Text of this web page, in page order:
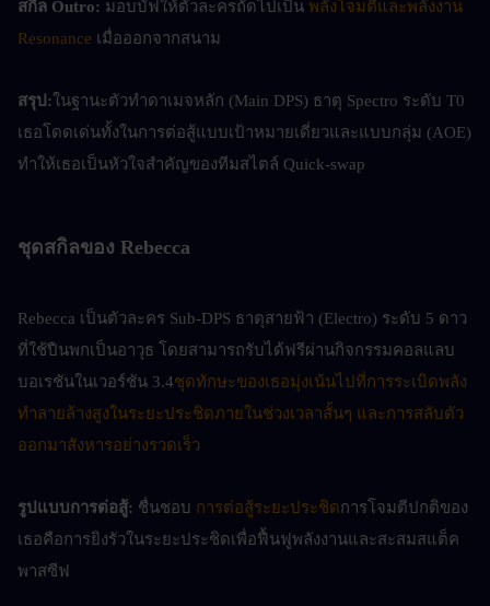
สกิล Outro: มอบบัฟให้ตัวละครถัดไปเป็น พลังโจมตีและพลังงาน
Resonance เมื่อออกจากสนาม
สรุป:ในฐานะตัวทำดาเมจหลัก (Main DPS) ธาตุ Spectro ระดับ T0
เธอโดดเด่นทั้งในการต่อสู้แบบเป้าหมายเดี่ยวและแบบกลุ่ม (AOE)
ทำให้เธอเป็นหัวใจสำคัญของทีมสไตล์ Quick-swap
ชุดสกิลของ Rebecca
Rebecca เป็นตัวละคร Sub-DPS ธาตุสายฟ้า (Electro) ระดับ 5 ดาว
ที่ใช้ปืนพกเป็นอาวุธ โดยสามารถรับได้ฟรีผ่านกิจกรรมคอลแลบ
บอเรชันในเวอร์ชัน 3.4ชุดทักษะของเธอมุ่งเน้นไปที่การระเบิดพลัง
ทำลายล้างสูงในระยะประชิดภายในช่วงเวลาสั้นๆ และการสลับตัว
ออกมาสังหารอย่างรวดเร็ว
รูปแบบการต่อสู้: ชื่นชอบ การต่อสู้ระยะประชิดการโจมตีปกติของ
เธอคือการยิงรัวในระยะประชิดเพื่อฟื้นฟูพลังงานและสะสมสแต็ค
พาสซีฟ